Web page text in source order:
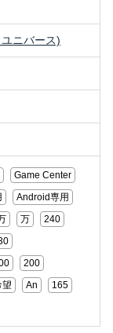
ニバース)
Game Center
Android専用
万
240
200
望 An
165